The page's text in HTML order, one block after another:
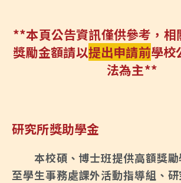
**本頁公告資訊僅供參考，相
獎勵金額請以提出申請前學校
法為主**
研究所獎助學金
本校碩、博士班提供高額獎勵
至學生事務處課外活動指導組、